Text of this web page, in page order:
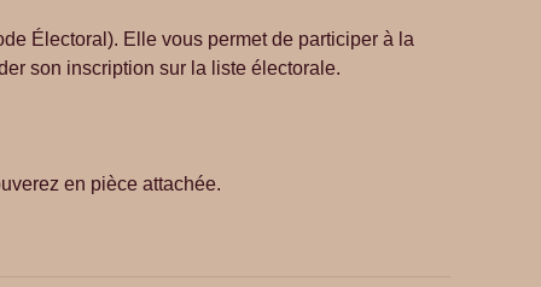
Électoral). Elle vous permet de participer à la
son inscription sur la liste électorale.
en pièce attachée.